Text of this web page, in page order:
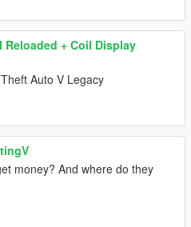
Reloaded + Coil Display
Auto V Legacy
money? And where do they